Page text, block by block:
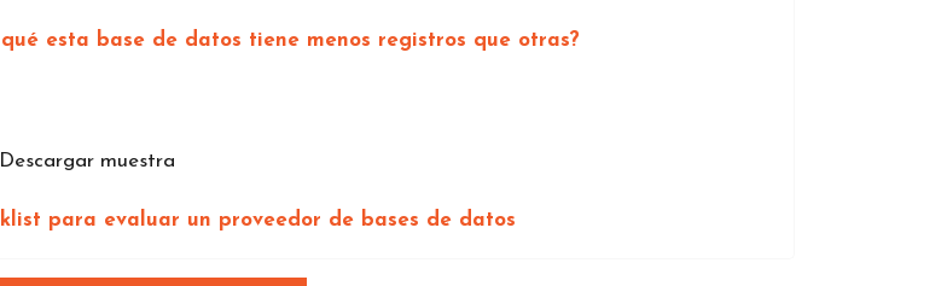
qué esta base de datos tiene menos registros que otras?
Descargar muestra
para evaluar un proveedor de bases de datos